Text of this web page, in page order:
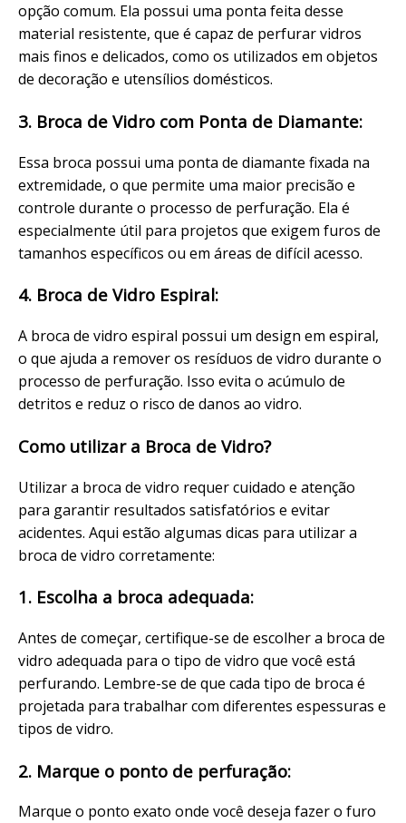
opção comum. Ela possui uma ponta feita desse
material resistente, que é capaz de perfurar vidros
mais finos e delicados, como os utilizados em objetos
de decoração e utensílios domésticos.
3. Broca de Vidro com Ponta de Diamante:
Essa broca possui uma ponta de diamante fixada na
extremidade, o que permite uma maior precisão e
controle durante o processo de perfuração. Ela é
especialmente útil para projetos que exigem furos de
tamanhos específicos ou em áreas de difícil acesso.
4. Broca de Vidro Espiral:
A broca de vidro espiral possui um design em espiral,
o que ajuda a remover os resíduos de vidro durante o
processo de perfuração. Isso evita o acúmulo de
detritos e reduz o risco de danos ao vidro.
Como utilizar a Broca de Vidro?
Utilizar a broca de vidro requer cuidado e atenção
para garantir resultados satisfatórios e evitar
acidentes. Aqui estão algumas dicas para utilizar a
broca de vidro corretamente:
1. Escolha a broca adequada:
Antes de começar, certifique-se de escolher a broca de
vidro adequada para o tipo de vidro que você está
perfurando. Lembre-se de que cada tipo de broca é
projetada para trabalhar com diferentes espessuras e
tipos de vidro.
2. Marque o ponto de perfuração:
Marque o ponto exato onde você deseja fazer o furo